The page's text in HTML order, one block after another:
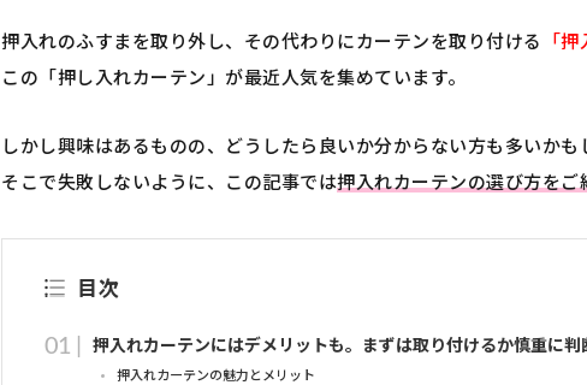
押入れのふすまを取り外し、その代わりにカーテンを取り付ける
「
この「押し入れカーテン」が最近人気を集めています。
しかし興味はあるものの、どうしたら良いか分からない方も多いかも
そこで失敗しないように、この記事では押入れカーテンの選び方をご
目次
押入れカーテンにはデメリットも。まずは取り付けるか慎重に判
押入れカーテンの魅力とメリット